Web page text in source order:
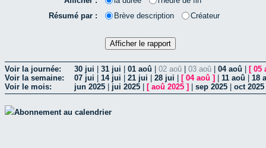
Résumé par :
Brève description Créateur
Voir la journée: 30 jui 31 jui 01 aoû 02 aoû 03 aoû 04 aoû [ 05
Voir la semaine:
07 jui 14 jui 21 jui 28 jui [ 04 aoû ] 11 aoû
18
Voir le mois:
jun 2025 jui 2025 [ aoû 2025 ] sep 2025 oct 2025
Abonnement au calendrier